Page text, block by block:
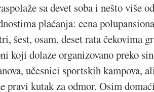
sa devet soba i nešto više
plaćanja: cena
šest, osam, deset rata čekovima
koji dolaze organizovano preko
učesnici sportskih kampova,
pravi kutak za odmor. Osim